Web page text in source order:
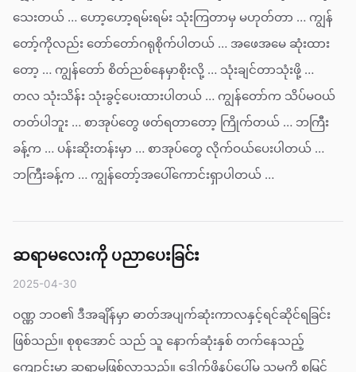
သေးတယ် … ဟော့ဟော့ရမ်းရမ်း သုံးကြတာမှ မဟုတ်တာ … ကျွန်
တော့်ကိုလည်း တော်တော်ဂရုစိုက်ပါတယ် … အဖေအမေ ဆုံးထား
တော့ … ကျွန်တော် စိတ်ညစ်နေမှာစိုးလို့ … သုံးချင်တာသုံးဖို့ …
တလ သုံးသိန်း သုံးခွင့်ပေးထားပါတယ် … ကျွန်တော်က သိပ်မဝယ်
တတ်ပါဘူး … စာအုပ်တွေ ဖတ်ရတာတော့ ကြိုက်တယ် … ဘကြီး
ခန့်က … ပန်းဆိုးတန်းမှာ … စာအုပ်တွေ လိုက်ဝယ်ပေးပါတယ် …
ဘကြီးခန့်က … ကျွန်တော့်အပေါ်ကောင်းရှာပါတယ် …
ဆရာမလေးကို ပညာပေးခြင်း
2025-04-30
ဝဏ္ဏ ဘဝ၏ ဒီအချိန်မှာ ဓာတ်အပျက်ဆုံးကာလနှင့်ရင်ဆိုင်ရခြင်း
ဖြစ်သည်။ စုစုအောင် သည် သူ နောက်ဆုံးနှစ် တက်နေသည့်
ကျောင်းမှာ ဆရာမဖြစ်လာသည်။ ဒေါက်ဖိနပ်ပေါ်မှ သူမကို စမြင်